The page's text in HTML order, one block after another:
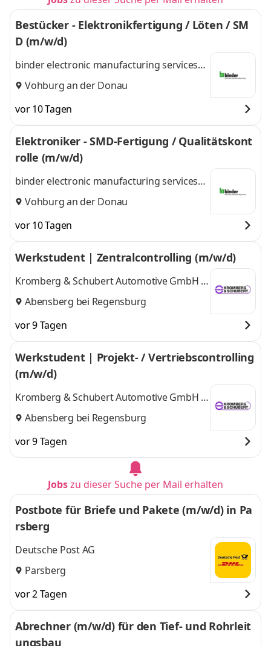
Bestücker - Elektronikfertigung / Löten / SM
D (m/w/d)
binder electronic manufacturing services
GmbH & Co. KG
Vohburg an der Donau
vor 10 Tagen
Elektroniker - SMD-Fertigung / Qualitätskont
rolle (m/w/d)
binder electronic manufacturing services
GmbH & Co. KG
Vohburg an der Donau
vor 10 Tagen
Werkstudent | Zentralcontrolling (m/w/d)
Kromberg & Schubert Automotive GmbH &
Co. KG
Abensberg bei Regensburg
vor 9 Tagen
Werkstudent | Projekt- / Vertriebscontrolling
(m/w/d)
Kromberg & Schubert Automotive GmbH &
Co. KG
Abensberg bei Regensburg
vor 9 Tagen
Jobszu dieser Suche per Mail erhalten
Postbote für Briefe und Pakete (m/w/d) in Pa
rsberg
Deutsche Post AG
Parsberg
vor 2 Tagen
Abrechner (m/w/d) für den Tief- und Rohrleit
ungsbau